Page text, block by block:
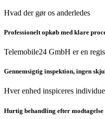
Hvad der gør os anderledes
Professionelt opkøb med klare
Telemobile24 GmbH er en
Gennemsigtig inspektion, ingen
Hver enhed inspiceres
Hurtig behandling efter modtagelse